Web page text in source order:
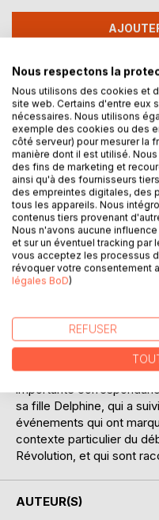
Ajouter à ma liste d'envies
Laisser un avis
DESCRIPTION
Ce récit est une histoire
L’histoire entre un homme
portrait d’une très belle
tendre enfance à
ma maison des Yvelines.
destin plein de péripéties
cadet de ma famille, j’ai
importante
sa fille Delphine, qui a
événements qui ont
contexte particulier du
Révolution, et qui sont
AUTEUR(S)
Nous respectons la
Nous utilisons des cookies et
site web. Certains d'entre eux
nécessaires. Nous utilisons
exemple des cookies ou des
côté serveur) pour mesurer la
manière dont il est utilisé.
des fins de marketing et
ainsi qu'à des fournisseurs
des empreintes digitales, des
tous les appareils. Nous
contenus tiers provenant
Nous n'avons aucune
et sur un éventuel tracking par
vous acceptez les processus
révoquer votre consentement
légales BoD)
REFUSER